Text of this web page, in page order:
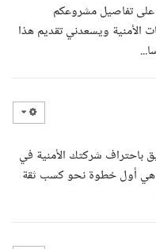
على تفاصيل مشروعكم
ويسعدني تقديم هذا
شركتك الأمنية في
هي أول خطوة نحو كسب ثقة